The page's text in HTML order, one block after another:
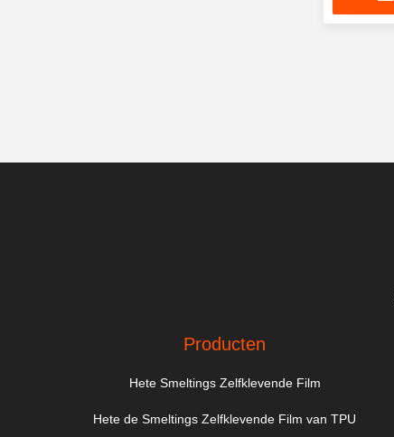
Producten
Hete Smeltings Zelfklevende Film
Hete de Smeltings Zelfklevende Film van TPU